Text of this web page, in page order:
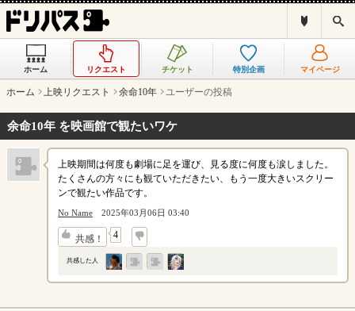
ス
ホーム リクエスト チケット 特別企画 マイページ
ホーム 上映リクエスト 余命10年 ユーザーの投稿
余命10年 を映画館で観たいワケ
上映期間は何度も劇場に足を運び、見る度に何度も涙しました。
たくさんの方々にも観ていただきたい、もう一度大きいスクリー
ンで観たい作品です。
No Name 2025年03月06日 03:40
共感！ 4
↓
共感した人